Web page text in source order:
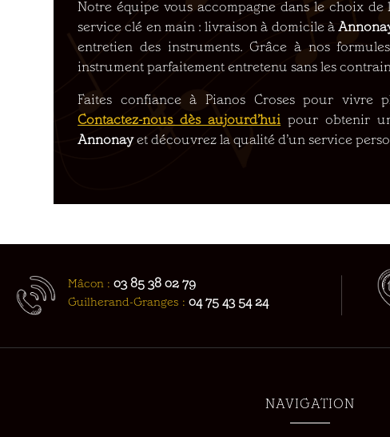
Notre équipe vous accompagne dans le choix de
service clé en main : livraison à domicile à
entretien des instruments. Grâce à nos
instrument parfaitement entretenu sans les
Faites confiance à Pianos Croses pour vivre
Contactez-nous dès aujourd’hui pour obtenir
Annonayet découvrez la qualité d’un service
Mâcon :03 85 38 02 79
Guilherand-Granges :04 75 43 54 24
NAVIGATION